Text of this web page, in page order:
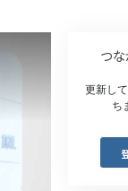
病気やけがのためのア
高潔さと正直さ
結婚
感情のトーン・スケール
つ
更新し
ち